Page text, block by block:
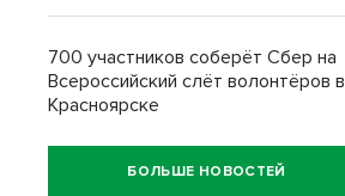
700 участников соберёт Сбер на
Всероссийский слёт волонтёров в
Красноярске
БОЛЬШЕ НОВОСТЕЙ